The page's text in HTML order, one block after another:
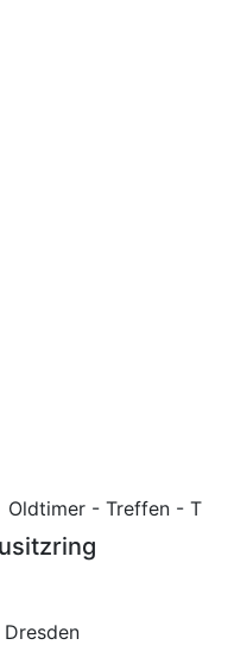
Oldtimer - Treffen - T